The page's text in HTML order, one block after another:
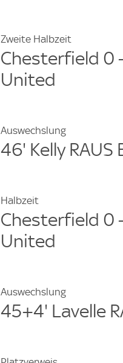
Zweite Halbzeit
Chesterfield 0
United
Auswechslung
46' Kelly RAUS
Halbzeit
Chesterfield 0
United
Auswechslung
45+4' Lavelle